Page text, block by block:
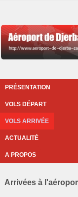
PRÉSENTATION
VOLS DÉPART
VOLS ARRIVÉE
ACTUALITÉ
A PROPOS
Arrivées à